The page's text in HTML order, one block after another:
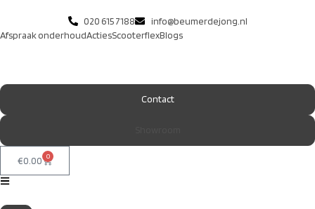
020 615 7188
info@beumerdejong.nl
Afspraak onderhoudActiesScooterflexBlogs
Contact
€0.00 0